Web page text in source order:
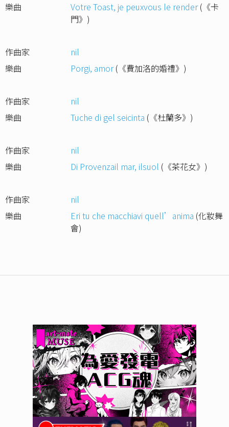
樂曲
Votre Toast, je peuxvous le render(《卡
門》)
作曲家
nil
樂曲
Porgi, amor(《費加洛的婚禮》)
作曲家
nil
樂曲
Tuche di gel seicinta (《杜蘭多》)
作曲家
nil
樂曲
Di Provenzail mar, ilsuol (《茶花女》)
作曲家
nil
樂曲
Eri tu che macchiavi quell’anima (化妝舞
會)